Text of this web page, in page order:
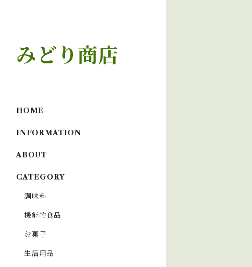
みどり商店
HOME
INFORMATION
ABOUT
CATEGORY
調味料
機能的食品
お菓子
生活用品